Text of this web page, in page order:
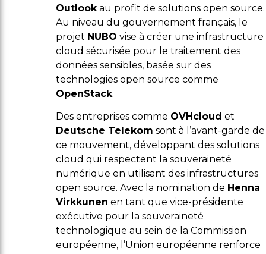
Outlook au profit de solutions open source.
Au niveau du gouvernement français, le
projet NUBO vise à créer une infrastructure
cloud sécurisée pour le traitement des
données sensibles, basée sur des
technologies open source comme
OpenStack.
Des entreprises comme OVHcloud et
Deutsche Telekom sont à l’avant-garde de
ce mouvement, développant des solutions
cloud qui respectent la souveraineté
numérique en utilisant des infrastructures
open source. Avec la nomination de Henna
Virkkunen en tant que vice-présidente
exécutive pour la souveraineté
technologique au sein de la Commission
européenne, l’Union européenne renforce